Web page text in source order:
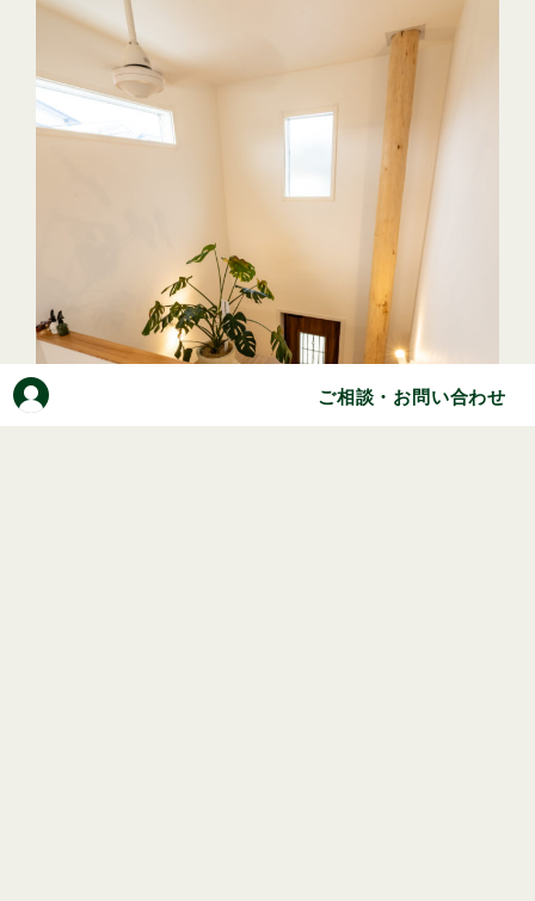
ご相談・お問い合わせ